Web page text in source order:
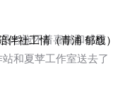
社工情（青浦 郁馥）
老施怀着喜悦和感恩
和夏苹工作室送去了